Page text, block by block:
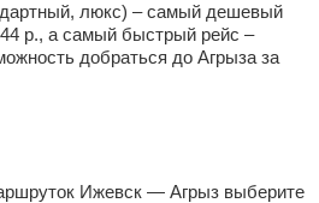
люкс) – самый дешевый
р., а самый быстрый рейс –
добраться до Агрыза за
Ижевск — Агрыз выберите